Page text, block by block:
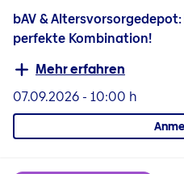
bAV &
perfekte Kombination!
Mehr erfahren
07.09.2026- 10:00 h